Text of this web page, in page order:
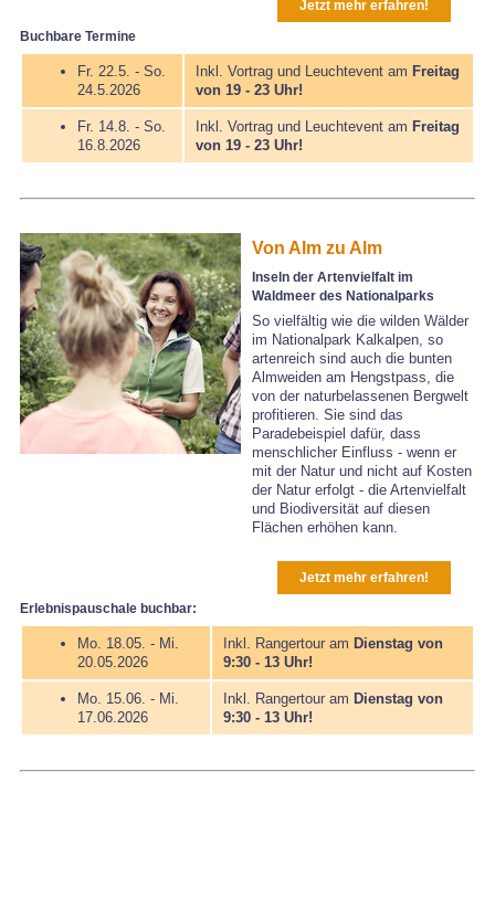
Jetzt mehr erfahren!
Buchbare Termine
Fr. 22.5. - So.
24.5.2026
Inkl. Vortrag und Leuchtevent am Freitag
von 19 - 23 Uhr!
Fr. 14.8. - So.
16.8.2026
Inkl. Vortrag und Leuchtevent am Freitag
von 19 - 23 Uhr!
Von Alm zu Alm
Inseln der Artenvielfalt im
Waldmeer des Nationalparks
So vielfältig wie die wilden Wälder
im Nationalpark Kalkalpen, so
artenreich sind auch die bunten
Almweiden am Hengstpass, die
von der naturbelassenen Bergwelt
profitieren. Sie sind das
Paradebeispiel dafür, dass
menschlicher Einfluss - wenn er
mit der Natur und nicht auf Kosten
der Natur erfolgt - die Artenvielfalt
und Biodiversität auf diesen
Flächen erhöhen kann.
Jetzt mehr erfahren!
Erlebnispauschale buchbar:
Mo. 18.05. - Mi.
20.05.2026
Inkl. Rangertour am Dienstag von
9:30 - 13 Uhr!
Mo. 15.06. - Mi.
17.06.2026
Inkl. Rangertour am Dienstag von
9:30 - 13 Uhr!